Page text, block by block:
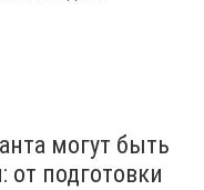
могут быть
от подготовки